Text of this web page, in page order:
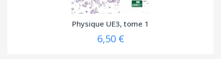
Physique UE3, tome 1
6,50 €